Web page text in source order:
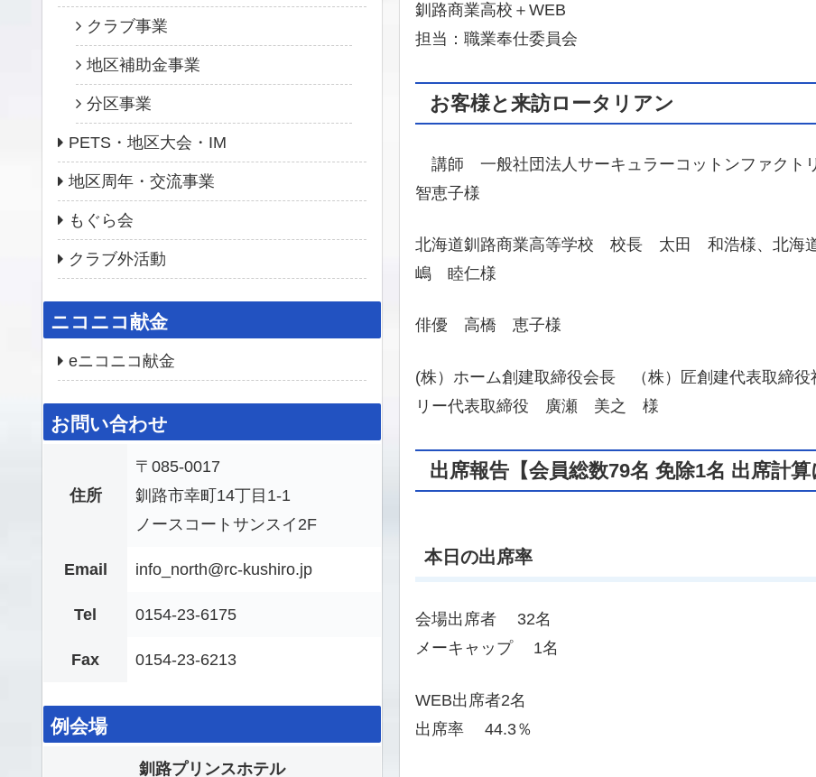
釧路商業高校＋WEB
担当：職業奉仕委員会
お客様と来訪ロータリアン
講師 一般社団法人サーキュラーコットンファク
智恵子様
北海道釧路商業高等学校 校長 太田 和浩様、北
嶋 睦仁様
俳優 高橋 恵子様
(株）ホーム創建取締役会長 （株）匠創建代表取締
リー代表取締役 廣瀬 美之 様
出席報告【会員総数79名 免除1名 出席計算
本日の出席率
会場出席者 32名
メーキャップ 1名
WEB出席者2名
出席率 44.3％
クラブ事業
地区補助金事業
分区事業
PETS・地区大会・IM
地区周年・交流事業
もぐら会
クラブ外活動
ニコニコ献金
eニコニコ献金
お問い合わせ
住所
〒085-0017
釧路市幸町14丁目1-1
ノースコートサンスイ2F
Email info_north@rc-kushiro.jp
Tel 0154-23-6175
Fax 0154-23-6213
例会場
釧路プリンスホテル